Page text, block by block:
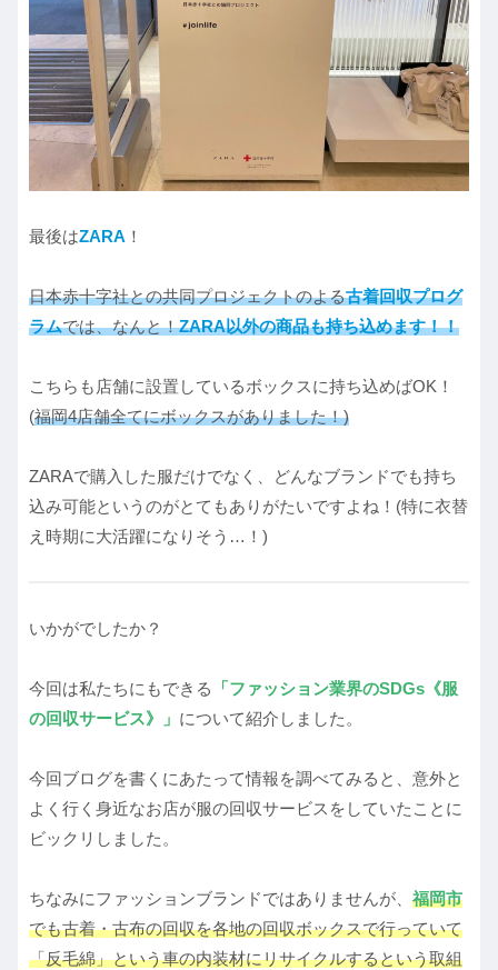
最後はZARA ！
日本赤十字社との共同プロジェクトのよる古着回収プログ
ラムでは、なんと！ZARA以外の商品も持ち込めます！！
こちらも店舗に設置しているボックスに持ち込めばOK！
(福岡4店舗全てにボックスがありました！)
ZARAで購入した服だけでなく、どんなブランドでも持ち
込み可能というのがとてもありがたいですよね！(特に衣替
え時期に大活躍になりそう…！)
いかがでしたか？
今回は私たちにもできる
「ファッション業界のSDGs《服
の回収サービス》」 について紹介しました。
今回ブログを書くにあたって情報を調べてみると、意外と
よく行く身近なお店が服の回収サービスをしていたことに
ビックリしました。
ちなみにファッションブランドではありませんが、 福岡市
でも古着・古布の回収を各地の回収ボックスで行っていて
「反毛綿」という車の内装材にリサイクルするという取組